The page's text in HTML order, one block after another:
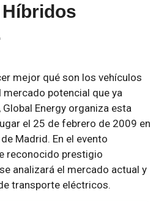
mejor qué son los vehículos
potencial que ya
Energy organiza esta
el 25 de febrero de 2009 en
Madrid. En el evento
reconocido prestigio
analizará el mercado actual y
transporte eléctricos.